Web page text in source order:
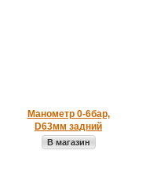
Манометр 0-6бар,
D63мм задний
В магазин